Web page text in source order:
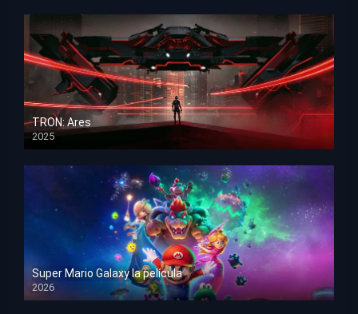
TRON: Ares
2025
HD 1080p
Super Mario Galaxy la película
2026
HD 1080p